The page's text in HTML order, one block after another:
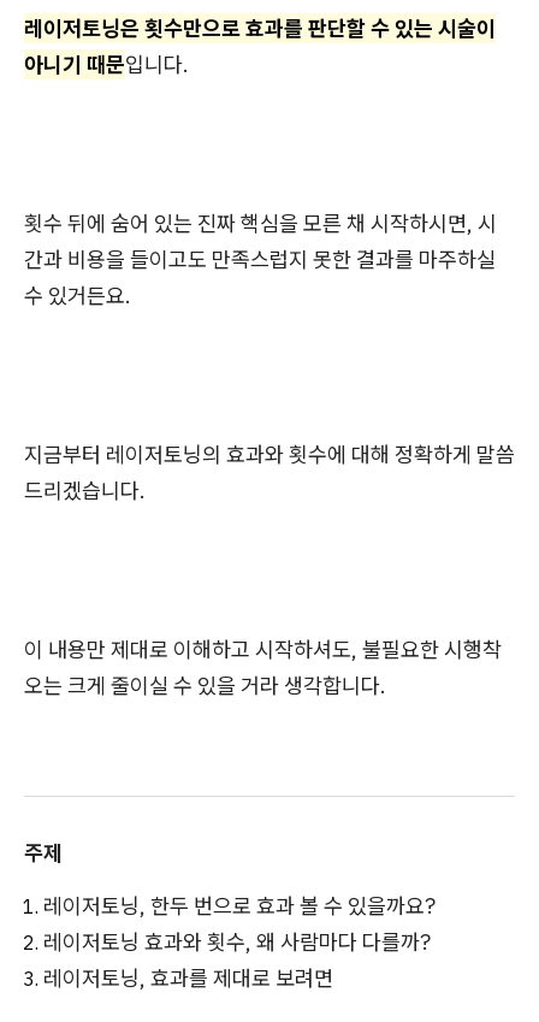
레이저토닝은 횟수만으로 효과를 판단할 수 있는 시술이
아니기 때문입니다.
횟수 뒤에 숨어 있는 진짜 핵심을 모른 채 시작하시면, 시
간과 비용을 들이고도 만족스럽지 못한 결과를 마주하실
수 있거든요.
지금부터 레이저토닝의 효과와 횟수에 대해 정확하게 말씀
드리겠습니다.
이 내용만 제대로 이해하고 시작하셔도, 불필요한 시행착
오는 크게 줄이실 수 있을 거라 생각합니다.
주제
레이저토닝, 한두 번으로 효과 볼 수 있을까요?
레이저토닝 효과와 횟수, 왜 사람마다 다를까?
레이저토닝, 효과를 제대로 보려면